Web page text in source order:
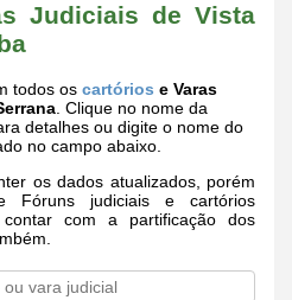
Judiciais de Vista
todos os cartórios e Varas
. Clique no nome da
detalhes ou digite o nome do
no campo abaixo.
os dados atualizados, porém
Fóruns judiciais e cartórios
com a partificação dos